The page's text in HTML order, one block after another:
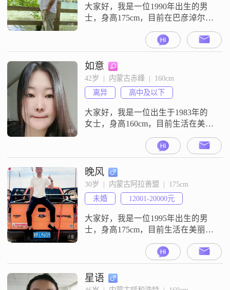
稳重可靠，责任
大家好，我是一位1990年出生的男
士，身高175cm，目前在巴彦淖尔工
作##3002##我的月收入在10000元以
上，拥有大专学历##3002##在性格
方面，我自认为稳重可靠，责任感
强，活在当下，追求事业成功的同
时也非常注重生活品质##3002##我
有一些兴趣爱好，喜欢电子游戏和
看电影，这些活动能让我放松心
情，享受休闲
如意
42岁  |  内蒙古赤峰  |  160cm
离异
高中及以下
大家好，我是一位出生于1983年的
女士，身高160cm，目前生活在美丽
到20000元之间，虽然学历是高中及
以下，但我一直保持着积极向上的
生活态度##3002##我性格开朗，总
是爱笑，善于理解他人的感受，也
懂得善解人意##3002##生活中，我
非常独立且自信，追求精致的生活
方式
晚风
30岁  |  内蒙古阿拉善盟  |  175cm
未婚
12001-20000元
大家好，我是一位1995年出生的男
士，身高175cm，目前生活在美丽的
12001到20000元之间，虽然不是特
别高，但足以让我过上稳定的生活
##3002##我拥有大专学历，在这个
竞争激烈的社会中，我一直在努力
星语